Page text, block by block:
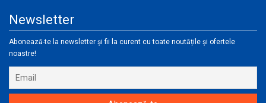
Newsletter
Abonează-te la newsletter și fii la curent cu toate noutățile și ofertele
noastre!